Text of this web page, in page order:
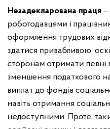
Незадекларована праця
роботодавцями і
оформлення трудових
здатися привабливою,
сторонам отримати певні
зменшення податкового
виплат до фондів
навіть отримання
недоступними. Проте,